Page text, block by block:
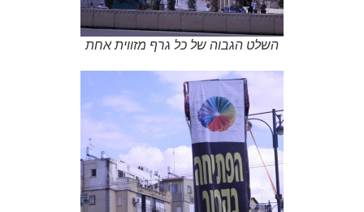
השלט הגבוה של כל גרף מזווית אחת